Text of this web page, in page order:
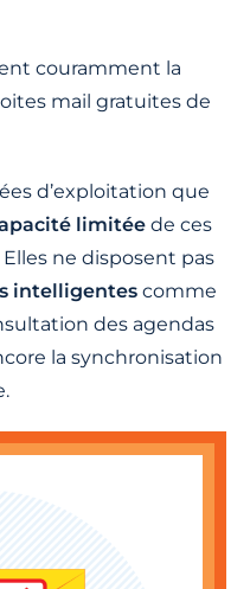
couramment la
mail gratuites de
d’exploitation que
limitée de ces
Elles ne disposent pas
intelligentes comme
des agendas
la synchronisation